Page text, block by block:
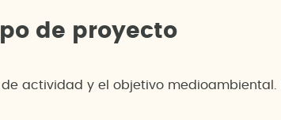
de proyecto
actividad y el objetivo